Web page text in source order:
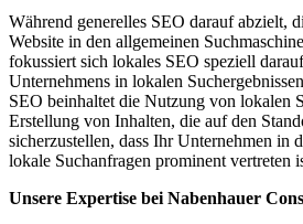
Während generelles SEO darauf abzielt,
Website in den allgemeinen
fokussiert sich lokales SEO speziell
Unternehmens in lokalen
SEO beinhaltet die Nutzung von lokalen
Erstellung von Inhalten, die auf den
sicherzustellen, dass Ihr Unternehmen in
lokale Suchanfragen prominent vertreten
Unsere Expertise bei Nabenhauer